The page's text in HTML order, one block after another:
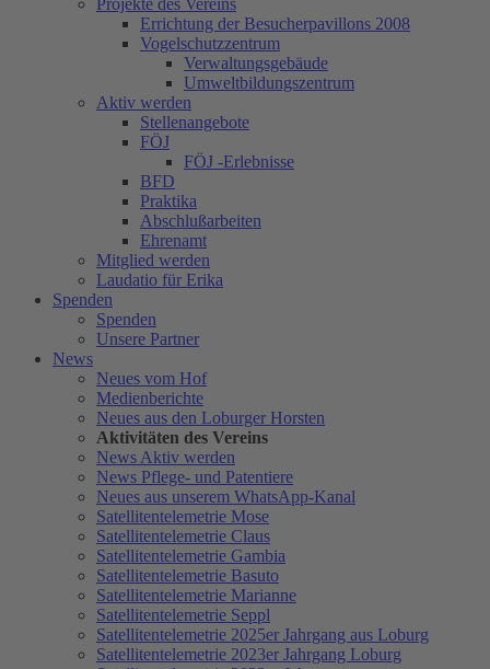
Errichtung der Besucherpavillons 2008
Vogelschutzzentrum
Verwaltungsgebäude
Umweltbildungszentrum
Aktiv werden
Stellenangebote
FÖJ
FÖJ -Erlebnisse
BFD
Praktika
Abschlußarbeiten
Ehrenamt
Mitglied werden
Laudatio für Erika
Spenden
Spenden
Unsere Partner
News
Neues vom Hof
Medienberichte
Neues aus den Loburger Horsten
Aktivitäten des Vereins
News Aktiv werden
News Pflege- und Patentiere
Neues aus unserem WhatsApp-Kanal
Satellitentelemetrie Mose
Satellitentelemetrie Claus
Satellitentelemetrie Gambia
Satellitentelemetrie Basuto
Satellitentelemetrie Marianne
Satellitentelemetrie Seppl
Satellitentelemetrie 2025er Jahrgang aus Loburg
Satellitentelemetrie 2023er Jahrgang Loburg